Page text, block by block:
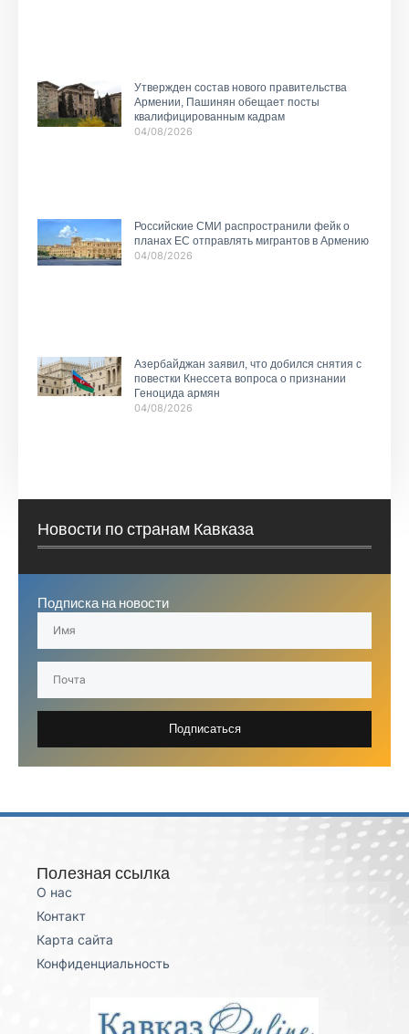
Утвержден состав нового правительства
Армении, Пашинян обещает посты
квалифицированным кадрам
04/08/2026
Российские СМИ распространили фейк о
планах ЕС отправлять мигрантов в Армению
04/08/2026
Азербайджан заявил, что добился снятия с
повестки Кнессета вопроса о признании
Геноцида армян
04/08/2026
Новости по странам Кавказа
Подписка на новости
Подписаться
Полезная ссылка
О нас
Контакт
Карта сайта
Конфиденциальность